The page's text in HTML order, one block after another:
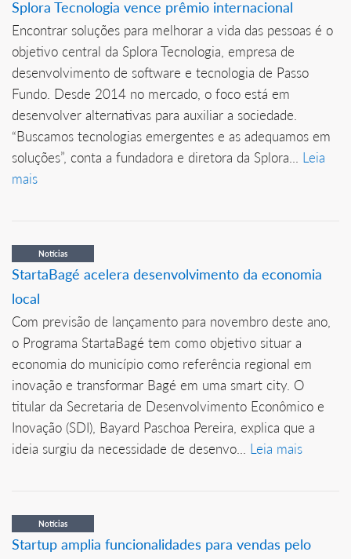
Splora Tecnologia vence prêmio internacional
Encontrar soluções para melhorar a vida das pessoas é o
objetivo central da Splora Tecnologia, empresa de
desenvolvimento de software e tecnologia de Passo
Fundo. Desde 2014 no mercado, o foco está em
desenvolver alternativas para auxiliar a sociedade.
“Buscamos tecnologias emergentes e as adequamos em
soluções”, conta a fundadora e diretora da Splora... Leia
mais
Notícias
StartaBagé acelera desenvolvimento da economia
local
Com previsão de lançamento para novembro deste ano,
o Programa StartaBagé tem como objetivo situar a
economia do município como referência regional em
inovação e transformar Bagé em uma smart city. O
titular da Secretaria de Desenvolvimento Econômico e
Inovação (SDI), Bayard Paschoa Pereira, explica que a
ideia surgiu da necessidade de desenvo... Leia mais
Notícias
Startup amplia funcionalidades para vendas pelo